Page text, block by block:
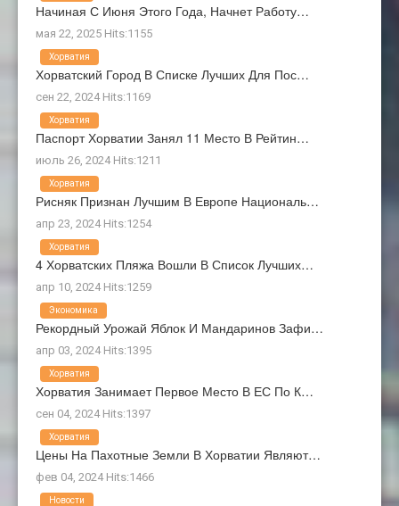
Начиная С Июня Этого Года, Начнет Работу…
мая 22, 2025 Hits:1155
Хорватский Город В Списке Лучших Для Пос…
сен 22, 2024 Hits:1169
Хорватия
Паспорт Хорватии Занял 11 Место В Рейтин…
июль 26, 2024 Hits:1211
Хорватия
Рисняк Признан Лучшим В Европе Националь…
апр 23, 2024 Hits:1254
Хорватия
4 Хорватских Пляжа Вошли В Список Лучших…
апр 10, 2024 Hits:1259
Хорватия
Рекордный Урожай Яблок И Мандаринов Зафи…
апр 03, 2024 Hits:1395
Экономика
Хорватия Занимает Первое Место В ЕС По К…
сен 04, 2024 Hits:1397
Хорватия
Цены На Пахотные Земли В Хорватии Являют…
фев 04, 2024 Hits:1466
Хорватия
Новости